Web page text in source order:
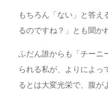
もちろん「ない」と答え
るのですね？」とも聞か
ふだん誰からも「チーニ
られる私が、よりによっ
るとは大変光栄で、腹が